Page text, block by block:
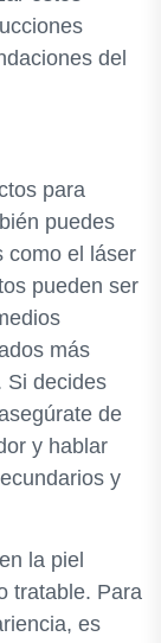
del
para
puedes
como el láser
pueden ser
más
Si decides
de
y hablar
y
la piel
tratable. Para
es